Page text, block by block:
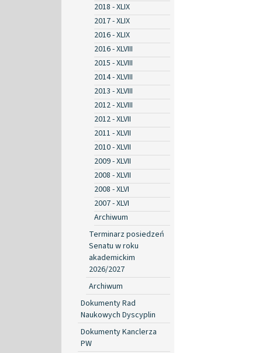
2018 - XLIX
2017 - XLIX
2016 - XLIX
2016 - XLVIII
2015 - XLVIII
2014 - XLVIII
2013 - XLVIII
2012 - XLVIII
2012 - XLVII
2011 - XLVII
2010 - XLVII
2009 - XLVII
2008 - XLVII
2008 - XLVI
2007 - XLVI
Archiwum
Terminarz posiedzeń
Senatu w roku
akademickim
2026/2027
Archiwum
Dokumenty Rad
Naukowych Dyscyplin
Dokumenty Kanclerza
PW